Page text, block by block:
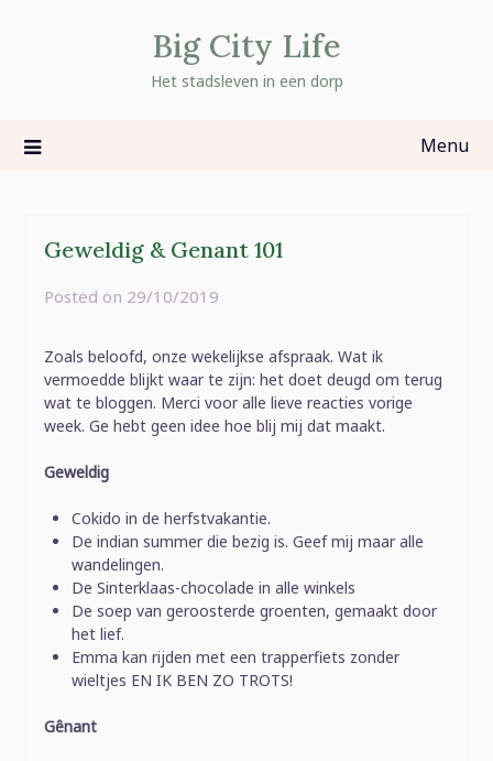
Big City Life
Het stadsleven in een dorp
Menu
Geweldig & Genant 101
Posted on 29/10/2019
Zoals beloofd, onze wekelijkse afspraak. Wat ik
vermoedde blijkt waar te zijn: het doet deugd om terug
wat te bloggen. Merci voor alle lieve reacties vorige
week. Ge hebt geen idee hoe blij mij dat maakt.
Geweldig
Cokido in de herfstvakantie.
De indian summer die bezig is. Geef mij maar alle
wandelingen.
De Sinterklaas-chocolade in alle winkels
De soep van geroosterde groenten, gemaakt door
het lief.
Emma kan rijden met een trapperfiets zonder
wieltjes EN IK BEN ZO TROTS!
Gênant